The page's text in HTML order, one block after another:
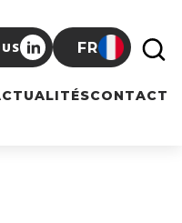
FR
CONTACT